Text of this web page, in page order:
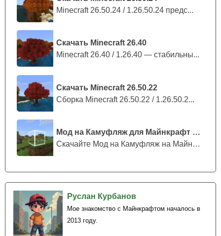
Minecraft 26.50.24 / 1.26.50.24 предс...
Скачать Minecraft 26.40
Minecraft 26.40 / 1.26.40 — стабильны...
Скачать Minecraft 26.50.22
Сборка Minecraft 26.50.22 / 1.26.50.2...
Мод на Камуфляж для Майнкрафт ПЕ
Скачайте Мод на Камуфляж на Майнкрафт...
Руслан Курбанов
Мое знакомство с Майнкрафтом началось в
2013 году.
Большое употребление эскимо может плохо влиять
на состояние Стива.